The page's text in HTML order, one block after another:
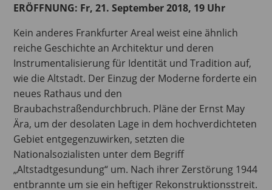
ERÖFFNUNG: Fr, 21. September 2018, 19 Uhr
Kein anderes Frankfurter Areal weist eine ähnlich
reiche Geschichte an Architektur und deren
Instrumentalisierung für Identität und Tradition auf,
wie die Altstadt. Der Einzug der Moderne forderte ein
neues Rathaus und den
Braubachstraßendurchbruch. Pläne der Ernst May
Ära, um der desolaten Lage in dem hochverdichteten
Gebiet entgegenzuwirken, setzten die
Nationalsozialisten unter dem Begriff
„Altstadtgesundung“ um. Nach ihrer Zerstörung 1944
entbrannte um sie ein heftiger Rekonstruktionsstreit.